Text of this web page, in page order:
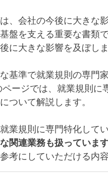
、会社の今後に大きな
盤を支える重要な書類
に大きな影響を及ぼしま
基準で就業規則の専門
ージでは、就業規則に
ついて解説します。
業規則に専門特化してい
関連業務も扱っていま
考にしていただける内